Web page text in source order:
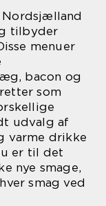
Nordsjælland
tilbyder
menuer
bacon og
som
udvalg af
varme drikke
er til det
nye smage,
smag ved